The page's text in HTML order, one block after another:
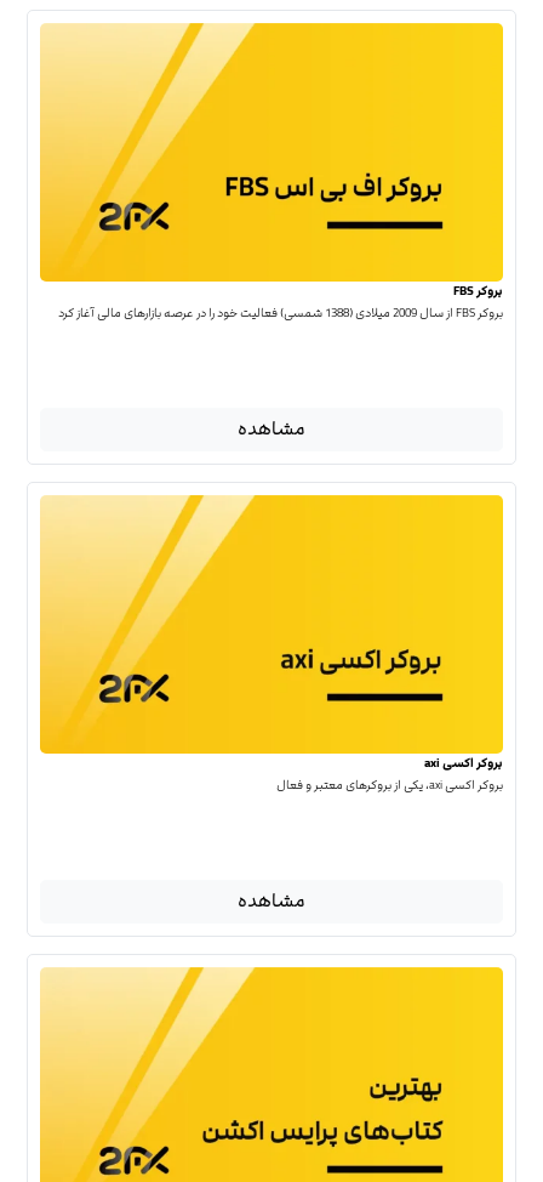
بروکر FBS
بروکر FBS از سال 2009 میلادی (1388 شمسی) فعالیت خود را در عرصه بازارهای مالی آغاز کرد
مشاهده
بروکر اکسی axi
بروکر اکسی axi، یکی از بروکرهای معتبر و فعال
مشاهده